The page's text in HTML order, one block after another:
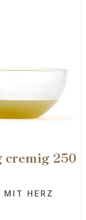
cremig 250
MIT HERZ